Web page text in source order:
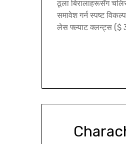
ठूला बिरालाहरूसँग
समावेश गर्न स्पष्ट
लेस फ्ल्याट क्लन्ट्स ($